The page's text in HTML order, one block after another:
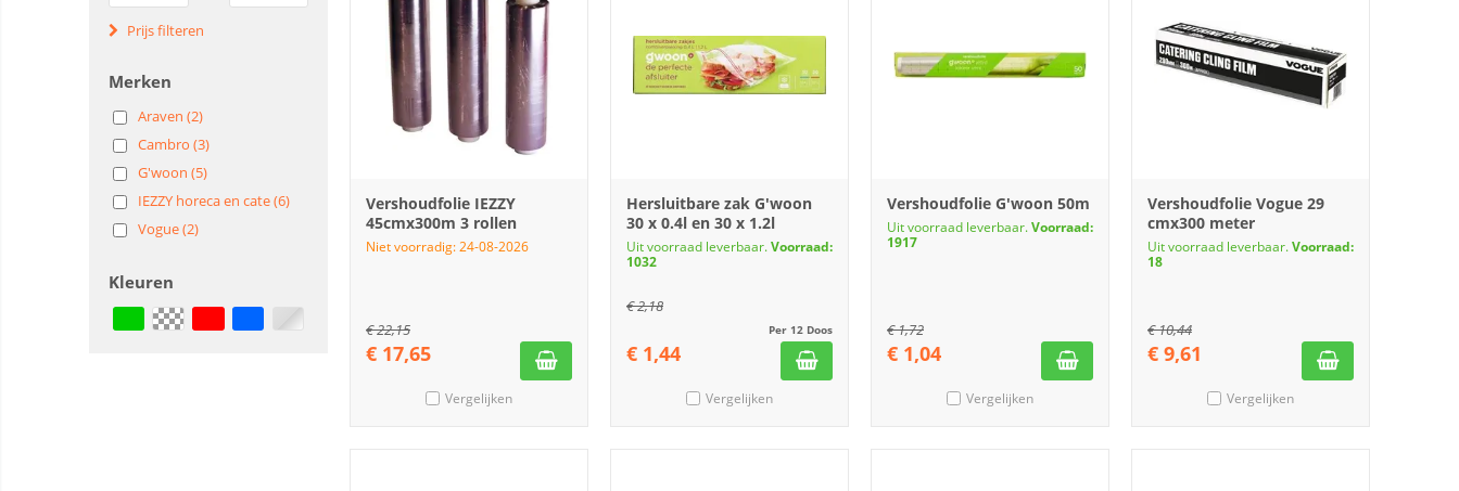
Prijs filteren
Merken
Araven (2)
Cambro (3)
G'woon (5)
IEZZY horeca en cate (6)
Vogue (2)
Kleuren
Vershoudfolie IEZZY
45cmx300m 3 rollen
Niet voorradig: 24-08-2026
€22,15
€ 17,65
Vergelijken
Hersluitbare zak G'woon
30 x 0.4l en 30 x 1.2l
Uit voorraad leverbaar.Voorraad:
1032
€2,18
Per 12 Doos
€ 1,44
Vergelijken
Vershoudfolie G'woon 50m
Uit voorraad leverbaar.Voorraad:
1917
€1,72
€ 1,04
Vergelijken
Vershoudfolie Vogue 29
cmx300 meter
Uit voorraad leverbaar.Voorraad:
18
€10,44
€ 9,61
Vergelijken